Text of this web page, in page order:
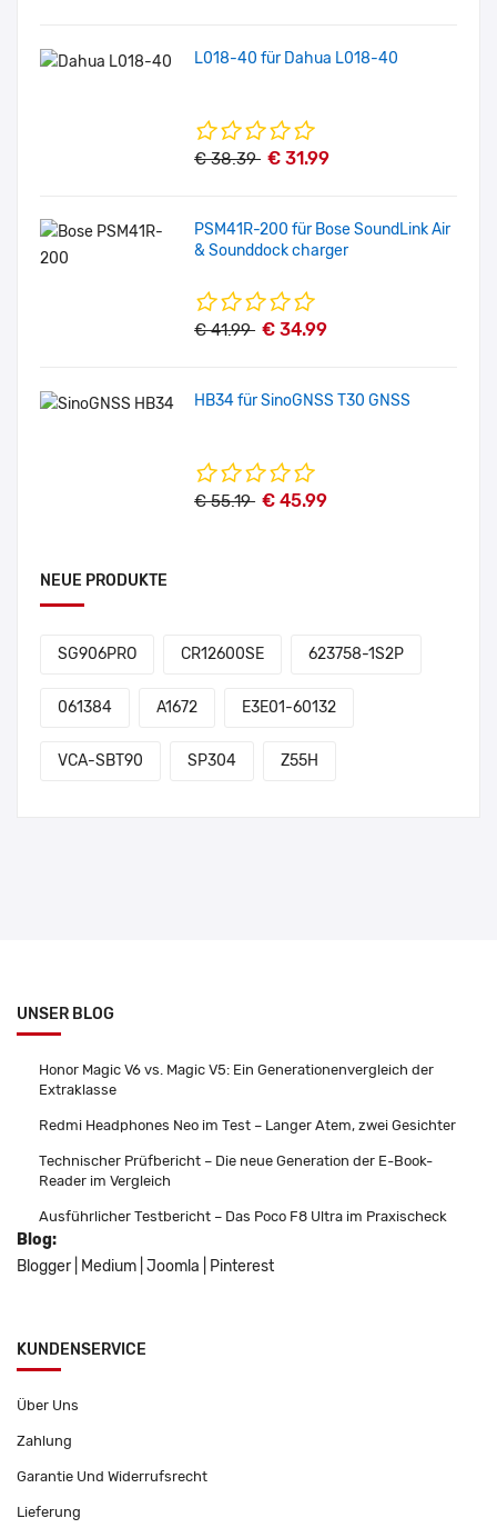
L018-40 für Dahua L018-40
€ 38.39 € 31.99
PSM41R-200 für Bose SoundLink Air
& Sounddock charger
€ 41.99 € 34.99
HB34 für SinoGNSS T30 GNSS
€ 55.19 € 45.99
NEUE PRODUKTE
SG906PRO CR12600SE 623758-1S2P
061384 A1672 E3E01-60132
VCA-SBT90 SP304 Z55H
UNSER BLOG
Honor Magic V6 vs. Magic V5: Ein Generationenvergleich der
Extraklasse
Redmi Headphones Neo im Test – Langer Atem, zwei Gesichter
Technischer Prüfbericht – Die neue Generation der E-Book-
Reader im Vergleich
Ausführlicher Testbericht – Das Poco F8 Ultra im Praxischeck
Blog:
Blogger
Medium Joomla Pinterest
KUNDENSERVICE
Über Uns
Zahlung
Garantie Und Widerrufsrecht
Lieferung